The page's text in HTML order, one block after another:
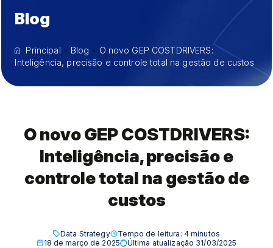
Blog
Principal • Blog • O novo GEP COSTDRIVERS:
Inteligência, precisão e controle total na gestão de custos
O novo GEP COSTDRIVERS:
Inteligência, precisão e
controle total na gestão de
custos
Data Strategy Tempo de leitura: 4 minutos
18 de março de 2025
Última atualização 31/03/2025